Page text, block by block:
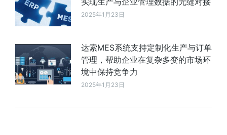
2025年1月23日
达索MES系统支持定制化生产与订单
管理，帮助企业在复杂多变的市场环
境中保持竞争力
2025年1月23日